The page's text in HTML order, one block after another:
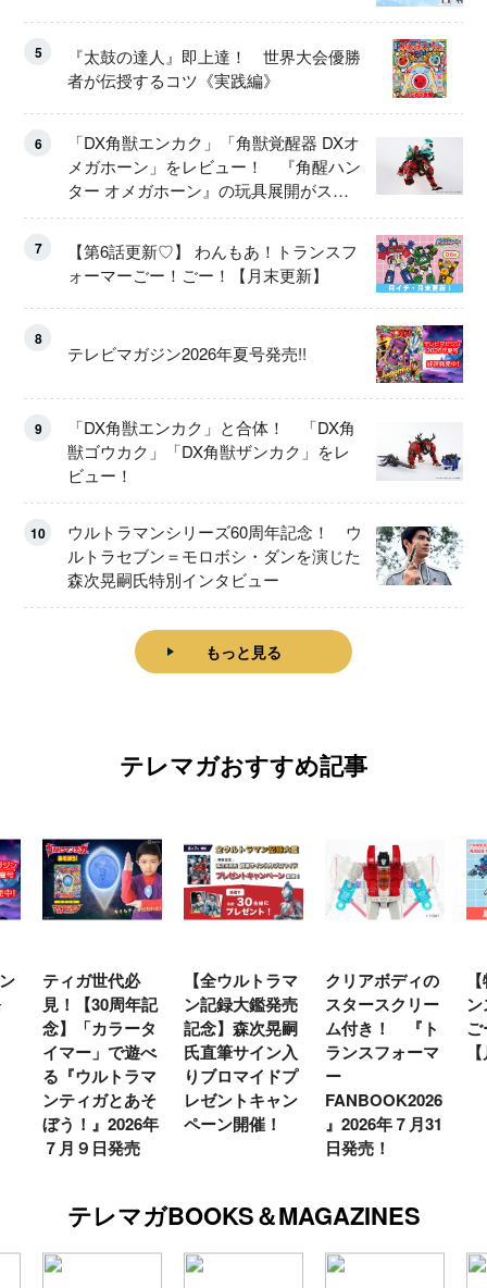
5
『太鼓の達人』即上達！ 世界大会優勝
者が伝授するコツ《実践編》
6
「DX角獣エンカク」「角獣覚醒器 DXオ
メガホーン」をレビュー！ 『角醒ハン
ター オメガホーン』の玩具展開がスタ
ート！
7
【第6話更新♡】 わんもあ！トランスフ
ォーマーごー！ごー！【月末更新】
8
テレビマガジン2026年夏号発売!!
9
「DX角獣エンカク」と合体！ 「DX角
獣ゴウカク」「DX角獣ザンカク」をレ
ビュー！
10
ウルトラマンシリーズ60周年記念！ ウ
ルトラセブン＝モロボシ・ダンを演じた
森次晃嗣氏特別インタビュー
もっと見る
テレマガおすすめ記事
ティガ世代必
見！【30周年記
念】「カラータ
イマー」で遊べ
る『ウルトラマ
ンティガとあそ
ぼう！』2026年
７月９日発売
【全ウルトラマ
ン記録大鑑発売
記念】森次晃嗣
氏直筆サイン入
りブロマイドプ
レゼントキャン
ペーン開催！
クリアボディの
スタースクリー
ム付き！ 『ト
ランスフォーマ
ー
FANBOOK2026
』2026年７月31
日発売！
テレマガBOOKS＆MAGAZINES